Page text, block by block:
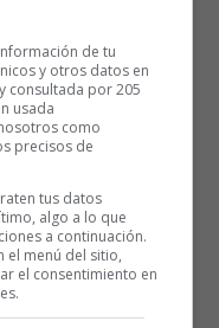
de tu
y otros datos en
consultada por 205
usada
como
precisos de
tus datos
algo a lo que
a continuación.
el menú del sitio,
el consentimiento en